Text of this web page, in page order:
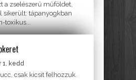
a zselészerű műföldet,
sikerült: tápanyogkban
toxikus...
EGYÉB
1. kedd
csak kicsit felhozzuk.